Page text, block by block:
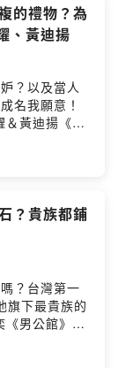
思熟慮的個性
美的人！🎧
心噴發！迷
點三小
房間不是最
評論～或是
詢｜吉八
某聊｜
的禮物？為
、黃迪揚
？以及當人
名我願意！
黃迪揚《成
Hami
超扣分直
廚餘機？線
夫腳架拍照
我願在忠孝
評論～或是
洽詢｜吉八
揪某聊｜
？貴族都鋪
？台灣第一
旗下最貴族的
男公館》
WESTAR